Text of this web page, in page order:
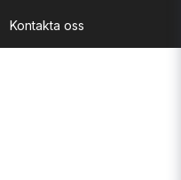
Kontakta oss